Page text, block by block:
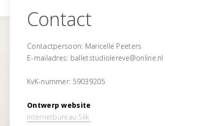
Contact
Contactpersoon: Maricelle Peeters
E-mailadres: balletstudiolereve@online.nl
KvK-nummer: 59039205
Ontwerp website
Internetbureau Slik